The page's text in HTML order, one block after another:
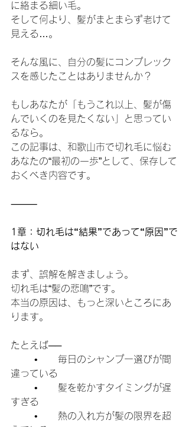
に絡まる細い毛。
そして何より、髪がまとまらず老けて
見える…。
そんな風に、自分の髪にコンプレック
スを感じたことはありませんか？
もしあなたが「もうこれ以上、髪が傷
んでいくのを見たくない」と思ってい
るなら。
この記事は、和歌山市で切れ毛に悩む
あなたの“最初の一歩”として、保存して
おくべき内容です。
⸻
1章：切れ毛は“結果”であって“原因”で
はない
まず、誤解を解きましょう。
切れ毛は“髪の悲鳴”です。
本当の原因は、もっと深いところにあ
ります。
たとえば──
違っている
すぎる